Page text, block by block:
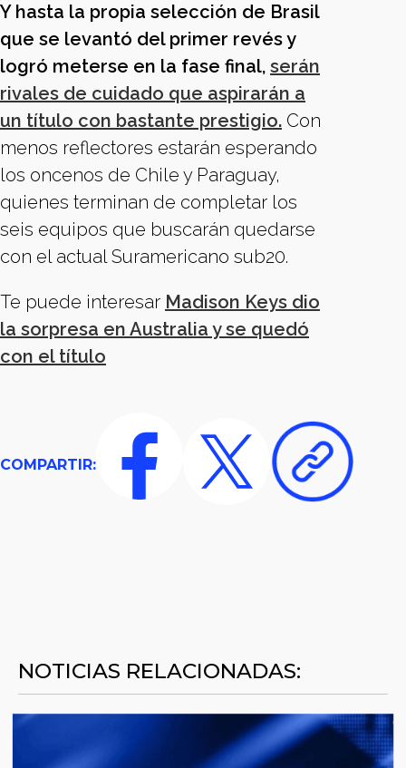
Y hasta la propia selección de Brasil
que se levantó del primer revés y
logró meterse en la fase final, serán
rivales de cuidado que aspirarán a
un título con bastante prestigio. Con
menos reflectores estarán esperando
los oncenos de Chile y Paraguay,
quienes terminan de completar los
seis equipos que buscarán quedarse
con el actual Suramericano sub20.
Te puede interesar Madison Keys dio
la sorpresa en Australia y se quedó
con el título
COMPARTIR:
NOTICIAS RELACIONADAS: